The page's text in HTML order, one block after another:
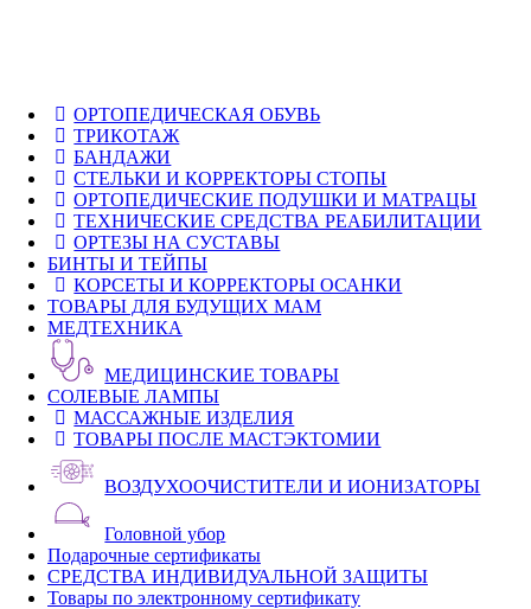
ОРТОПЕДИЧЕСКАЯ ОБУВЬ
ТРИКОТАЖ
БАНДАЖИ
СТЕЛЬКИ И КОРРЕКТОРЫ СТОПЫ
ОРТОПЕДИЧЕСКИЕ ПОДУШКИ И МАТРАЦЫ
ТЕХНИЧЕСКИЕ СРЕДСТВА РЕАБИЛИТАЦИИ
ОРТЕЗЫ НА СУСТАВЫ
БИНТЫ И ТЕЙПЫ
КОРСЕТЫ И КОРРЕКТОРЫ ОСАНКИ
ТОВАРЫ ДЛЯ БУДУЩИХ МАМ
МЕДТЕХНИКА
МЕДИЦИНСКИЕ ТОВАРЫ
СОЛЕВЫЕ ЛАМПЫ
МАССАЖНЫЕ ИЗДЕЛИЯ
ТОВАРЫ ПОСЛЕ МАСТЭКТОМИИ
ВОЗДУХООЧИСТИТЕЛИ И ИОНИЗАТОРЫ
Головной убор
Подарочные сертификаты
СРЕДСТВА ИНДИВИДУАЛЬНОЙ ЗАЩИТЫ
Товары по электронному сертификату